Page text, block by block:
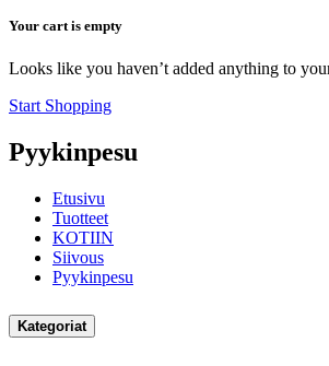
Your cart is empty
Looks like you haven’t added anything to
Start Shopping
Pyykinpesu
Etusivu
Tuotteet
KOTIIN
Siivous
Pyykinpesu
Kategoriat